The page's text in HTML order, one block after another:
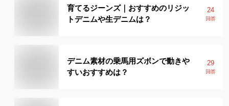
育てるジーンズ｜おすすめのリジッ
トデニムや生デニムは？
24
回答
デニム素材の乗馬用ズボンで動きや
すいおすすめは？
29
回答